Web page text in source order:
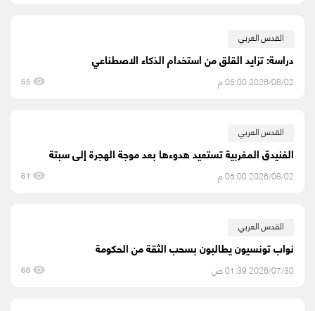
القدس العربي
دراسة: تزايد القلق من استخدام الذكاء الاصطناعي
2026/08/02 05:00 م 55
القدس العربي
الفنيدق المغربية تستعيد هدوءها بعد موجة الهجرة إلى سبتة
2026/08/02 05:00 م 61
القدس العربي
نواب تونسيون يطالبون بسحب الثقة من الحكومة
2026/07/30 01:39 ص 68